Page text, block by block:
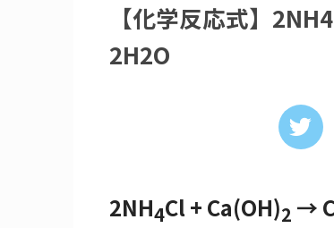
【化学反応式】
2H2O
2NH4Cl + Ca(OH)2 →